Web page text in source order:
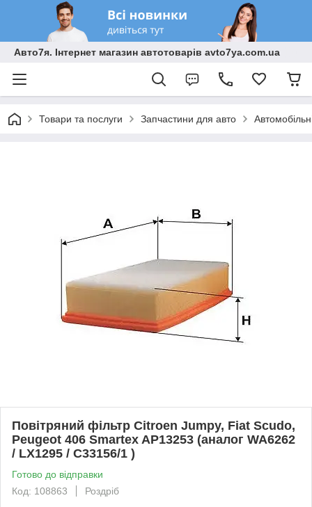
Авто7я. Інтернет магазин автотоварів avto7ya.com.ua
Товари та послуги Запчастини для авто
Повітряний фільтр Citroen Jumpy, Fiat Scudo,
Peugeot 406 Smartex AP13253 (аналог WA6262
/ LX1295 / C33156/1 )
Готово до відправки
Код: 108863
Роздріб